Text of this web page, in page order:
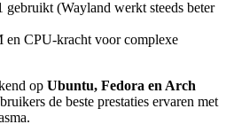
(Wayland werkt steeds beter
en CPU-kracht voor complexe
op Ubuntu, Fedora en Arch
de beste prestaties ervaren met